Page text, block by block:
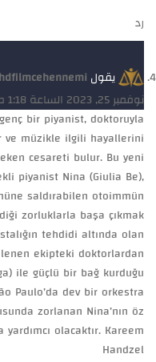
رد
يقول hdfilmcehennemi
نوفمبر 25, 2023 الساعة 1:18 ص
bir piyanist, doktoruyla
ve müzikle ilgili hayallerini
cesareti bulur. Bu yeni
piyanist Nina (Giulia Be),
saldırabilen otoimmün
zorluklarla başa çıkmak
tehdidi altında olan
ekipteki doktorlardan
ile güçlü bir bağ kurduğu
Paulo’da dev bir orkestra
zorlanan Nina’nın öz
olacaktır. Kareem
Handzel